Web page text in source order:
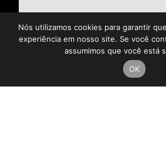
Nós utilizamos cookies para garantir
experiência em nosso site. Se você
assumimos que você está
OK